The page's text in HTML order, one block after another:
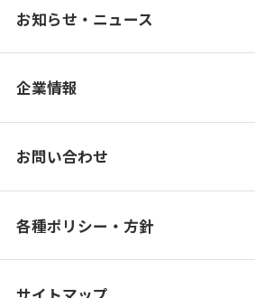
お知らせ・ニュース
企業情報
お問い合わせ
各種ポリシー・方針